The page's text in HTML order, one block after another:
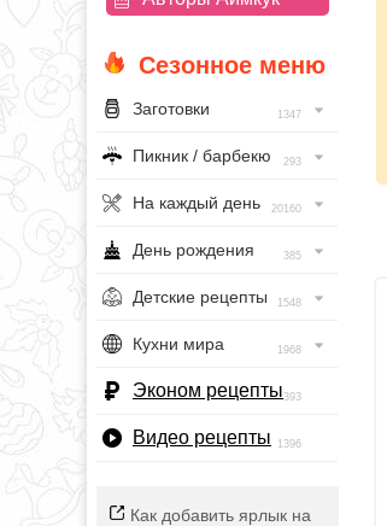
Сезонное меню
Заготовки 1347
Пикник / барбекю 293
На каждый день 20160
День рождения 385
Детские рецепты 1548
Кухни мира 1968
Эконом рецепты393
Видео рецепты 1396
Как добавить ярлык на